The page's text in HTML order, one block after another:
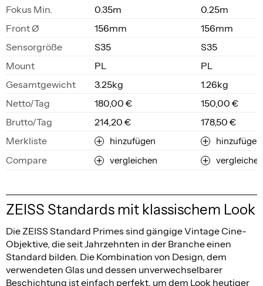
Fo­kus Min.
Front Ø
Sen­sor­grö­ße
Mount
Ge­samt­ge­wicht
Net­to/Tag
Brut­to/Tag
Merkliste
Compare
0.35m
156mm
S35
PL
3.25kg
180,00 €
214,20 €
hinzufügen
vergleichen
0.25m
156mm
S35
PL
1.26kg
150,00 €
178,50 €
hinzufügen
vergleichen
ZEISS Standards mit klassischem Look
Die ZEISS Standard Primes sind gängige Vintage Cine-
Objektive, die seit Jahrzehnten in der Branche einen
Standard bilden. Die Kombination von Design, dem
verwendeten Glas und dessen unverwechselbarer
Beschichtung ist einfach perfekt, um dem Look heutiger